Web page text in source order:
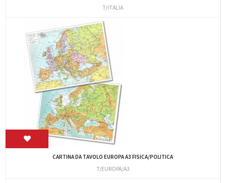
T/ITALIA
CARTINA DA TAVOLO EUROPA A3 FISICA/POLITICA
T/EUROPA/A3